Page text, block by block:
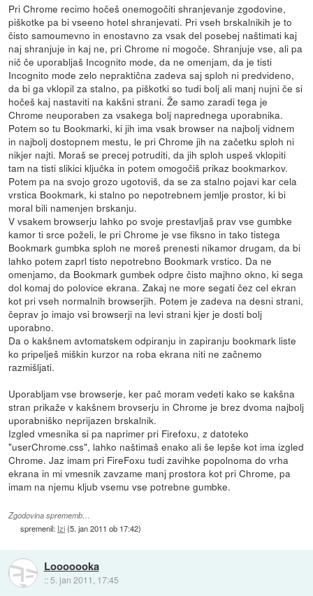
Pri Chrome recimo hočeš onemogočiti shranjevanje zgodovine,
piškotke pa bi vseeno hotel shranjevati. Pri vseh brskalnikih je to
čisto samoumevno in enostavno za vsak del posebej naštimati kaj
naj shranjuje in kaj ne, pri Chrome ni mogoče. Shranjuje vse, ali pa
nič če uporabljaš Incognito mode, da ne omenjam, da je tisti
Incognito mode zelo nepraktična zadeva saj sploh ni predvideno,
da bi ga vklopil za stalno, pa piškotki so tudi bolj ali manj nujni če si
hočeš kaj nastaviti na kakšni strani. Že samo zaradi tega je
Chrome neuporaben za vsakega bolj naprednega uporabnika.
Potem so tu Bookmarki, ki jih ima vsak browser na najbolj vidnem
in najbolj dostopnem mestu, le pri Chrome jih na začetku sploh ni
nikjer najti. Moraš se precej potruditi, da jih sploh uspeš vklopiti
tam na tisti slikici ključka in potem omogočiš prikaz bookmarkov.
Potem pa na svojo grozo ugotoviš, da se za stalno pojavi kar cela
vrstica Bookmark, ki stalno po nepotrebnem jemlje prostor, ki bi
moral bili namenjen brskanju.
V vsakem browserju lahko po svoje prestavljaš prav vse gumbke
kamor ti srce poželi, le pri Chrome je vse fiksno in tako tistega
Bookmark gumbka sploh ne moreš prenesti nikamor drugam, da bi
lahko potem zaprl tisto nepotrebno Bookmark vrstico. Da ne
omenjamo, da Bookmark gumbek odpre čisto majhno okno, ki sega
dol komaj do polovice ekrana. Zakaj ne more segati čez cel ekran
kot pri vseh normalnih browserjih. Potem je zadeva na desni strani,
čeprav jo imajo vsi browserji na levi strani kjer je dosti bolj
uporabno.
Da o kakšnem avtomatskem odpiranju in zapiranju bookmark liste
ko pripelješ miškin kurzor na roba ekrana niti ne začnemo
razmišljati.
Uporabljam vse browserje, ker pač moram vedeti kako se kakšna
stran prikaže v kakšnem brovserju in Chrome je brez dvoma najbolj
uporabniško neprijazen brskalnik.
Izgled vmesnika si pa naprimer pri Firefoxu, z datoteko
"userChrome.css", lahko naštimaš enako ali še lepše kot ima izgled
Chrome. Jaz imam pri FireFoxu tudi zavihke popolnoma do vrha
ekrana in mi vmesnik zavzame manj prostora kot pri Chrome, pa
imam na njemu kljub vsemu vse potrebne gumbke.
Zgodovina sprememb…
spremenil: Izi(5. jan 2011 ob 17:42)
Looooooka
:: 5. jan 2011, 17:45